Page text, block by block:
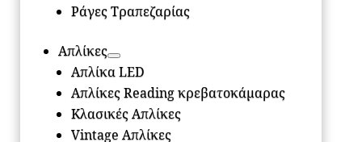
Ράγες Τραπεζαρίας
Απλίκες
Απλίκα LED
Απλίκες Reading κρεβατοκάμαρας
Κλασικές Απλίκες
Vintage Απλίκες